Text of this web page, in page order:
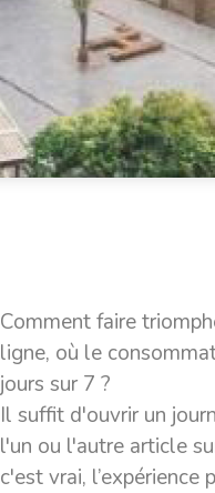
Comment faire
ligne, où le
jours sur 7 ?
Il suffit d'ouvrir un
l'un ou l'autre article
c'est vrai,